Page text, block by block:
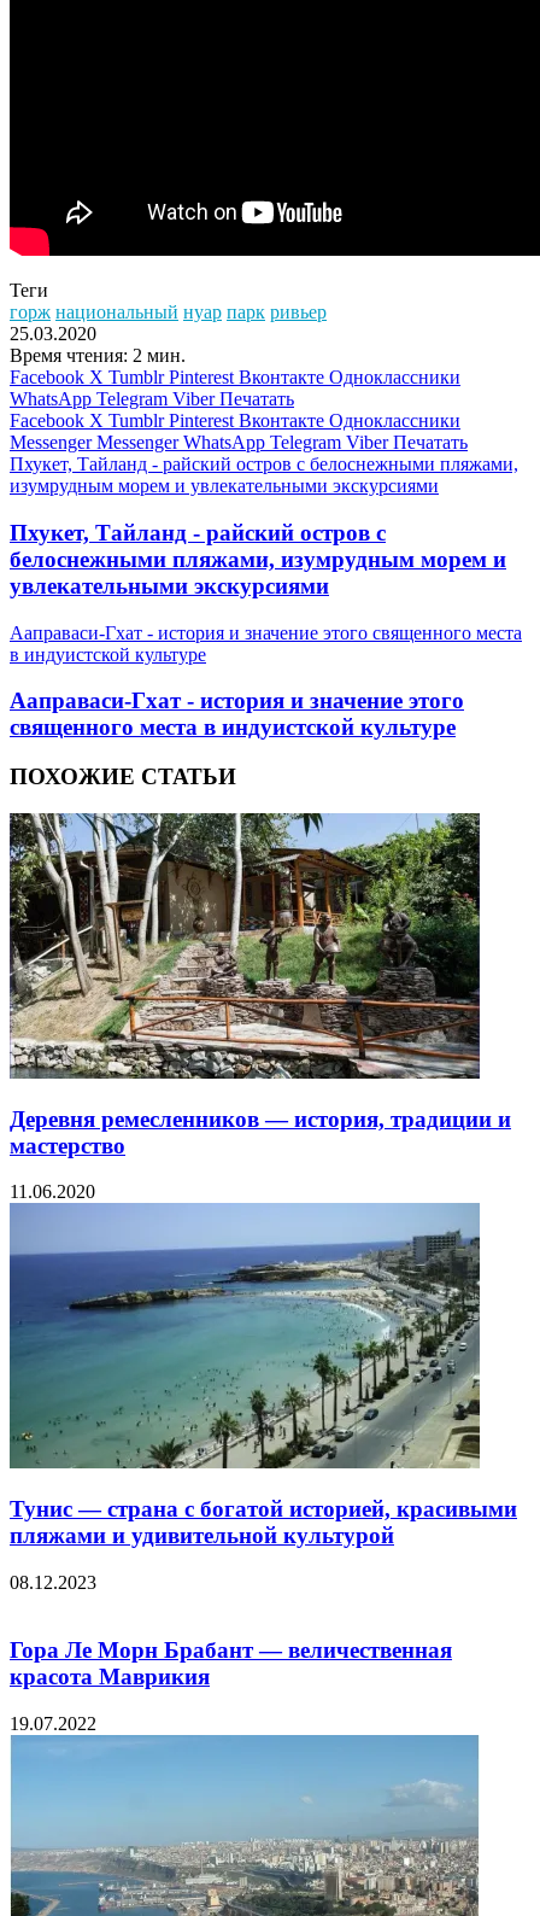
Теги
горж национальный нуар парк ривьер
25.03.2020
Время чтения: 2 мин.
Facebook X Tumblr Pinterest Вконтакте Одноклассники
WhatsApp Telegram Viber Печатать
Facebook X Tumblr Pinterest Вконтакте Одноклассники
Messenger Messenger WhatsApp Telegram Viber Печатать
Пхукет, Тайланд - райский остров с белоснежными пляжами,
изумрудным морем и увлекательными экскурсиями
Пхукет, Тайланд - райский остров с
белоснежными пляжами, изумрудным морем и
увлекательными экскурсиями
Ааправаси-Гхат - история и значение этого священного места
в индуистской культуре
Ааправаси-Гхат - история и значение этого
священного места в индуистской культуре
ПОХОЖИЕ СТАТЬИ
Деревня ремесленников — история, традиции и
мастерство
11.06.2020
Тунис — страна с богатой историей, красивыми
пляжами и удивительной культурой
08.12.2023
Гора Ле Морн Брабант — величественная
красота Маврикия
19.07.2022